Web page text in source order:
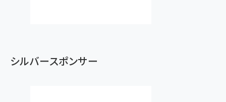
シルバースポンサー